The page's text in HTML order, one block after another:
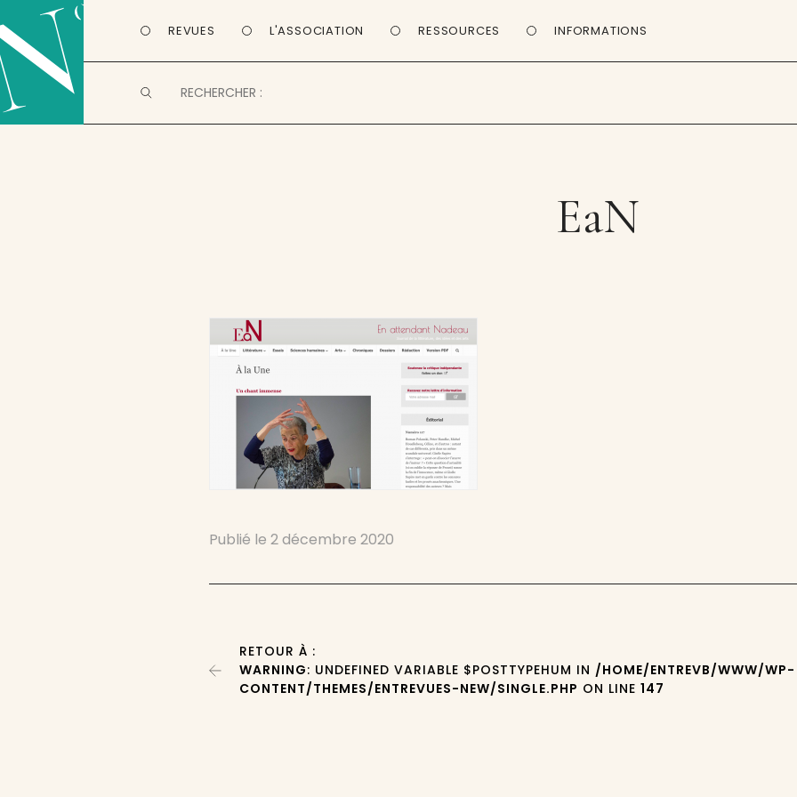
REVUES L'ASSOCIATION RESSOURCES INFORMATIONS
EaN
Publié le2 décembre 2020
RETOUR À :
WARNING: UNDEFINED VARIABLE $POSTTYPEHUM IN /HOME/ENTREVB/WWW/WP-
CONTENT/THEMES/ENTREVUES-NEW/SINGLE.PHP ON LINE147